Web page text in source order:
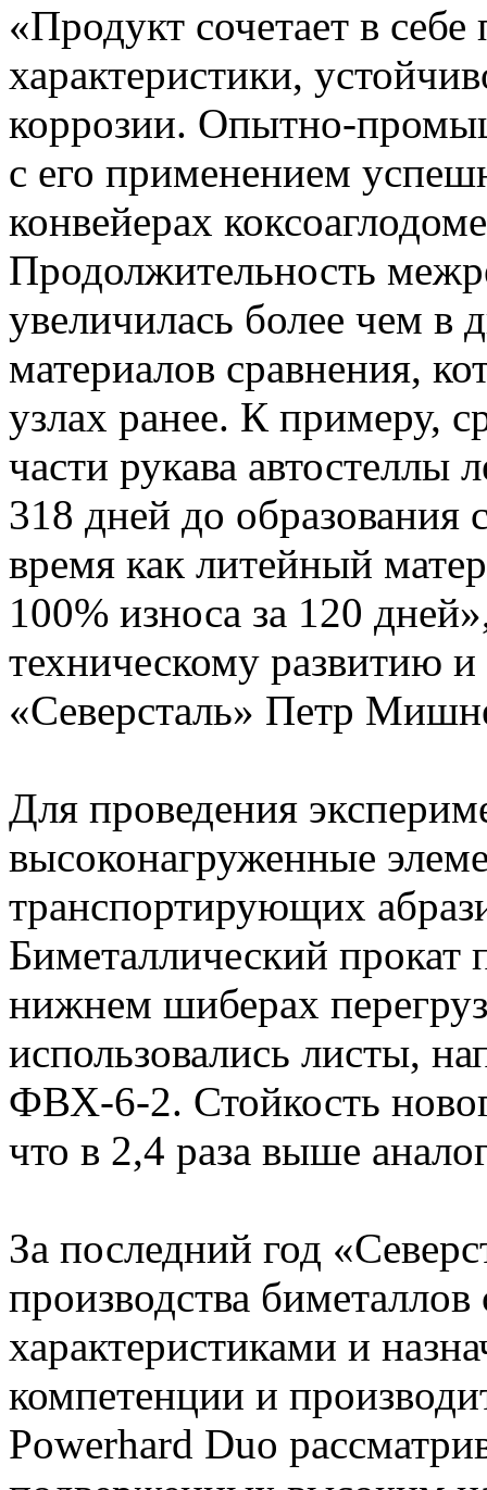
«Продукт сочетает в
характеристики,
коррозии. Опытно-
с его применением
конвейерах
Продолжительность
увеличилась более чем в
материалов сравнения,
узлах ранее. К примеру,
части рукава автостеллы
318 дней до образования
время как литейный
100% износа за 120
техническому развитию
«Северсталь» Петр
Для проведения
высоконагруженные
транспортирующих
Биметаллический
нижнем шиберах
использовались листы,
ФВХ-6-2. Стойкость
что в 2,4 раза выше
За последний год
производства
характеристиками и
компетенции и
Powerhard Duo